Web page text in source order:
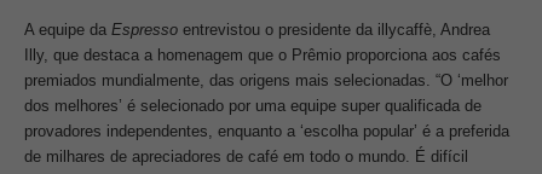
A equipe da Espresso entrevistou o presidente da illycaffè, Andrea
Illy, que destaca a homenagem que o Prêmio proporciona aos cafés
premiados mundialmente, das origens mais selecionadas. “O ‘melhor
dos melhores’ é selecionado por uma equipe super qualificada de
provadores independentes, enquanto a ‘escolha popular’ é a preferida
de milhares de apreciadores de café em todo o mundo. É difícil